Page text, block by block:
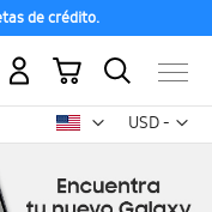
de crédito.
USD -
dólar
Mi carrito